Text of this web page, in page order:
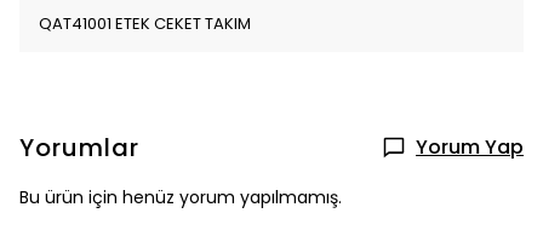
QAT41001 ETEK CEKET TAKIM
Yorumlar Yorum Yap
Bu ürün için henüz yorum yapılmamış.